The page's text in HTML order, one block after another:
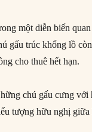
một diễn biến
gấu trúc khổng lồ
cho thuê hết hạn.
chú gấu cưng với
tượng hữu nghị